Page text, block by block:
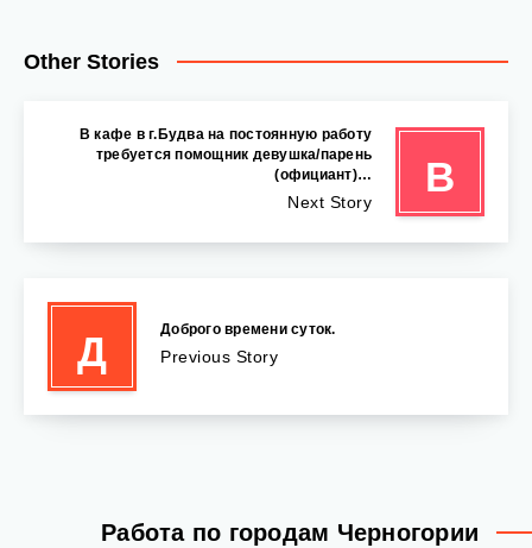
Other Stories
В
В кафе в г.Будва на постоянную работу
требуется помощник девушка/парень
(официант)…
Next Story
Д Доброго времени суток.
Previous Story
Работа по городам Черногории